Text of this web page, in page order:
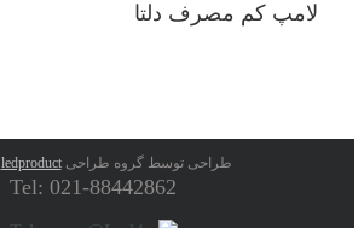
لامپ کم مصرف دلتا
طراحی توسط گروه طراحی led4m :ledproduct
Tel: 021-88442862